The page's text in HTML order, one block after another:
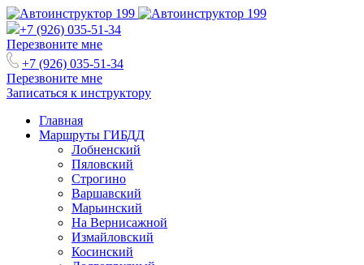
+7 (926) 035-51-34
Перезвоните мне
+7 (926) 035-51-34
Перезвоните мне
Записаться к инструктору
Главная
Маршруты ГИБДД
Лобненский
Пяловский
Строгино
Варшавский
Марьинский
На Вернисажной
Измайловский
Косинский